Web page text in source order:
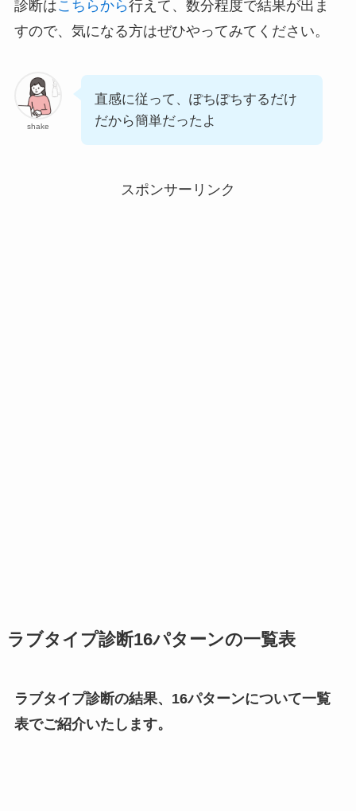
診断はこちらから行えて、数分程度で結果が出ま
すので、気になる方はぜひやってみてください。
shake
直感に従って、ぽちぽちするだけ
だから簡単だったよ
スポンサーリンク
ラブタイプ診断16パターンの一覧表
ラブタイプ診断の結果、16パターンについて一覧
表でご紹介いたします。